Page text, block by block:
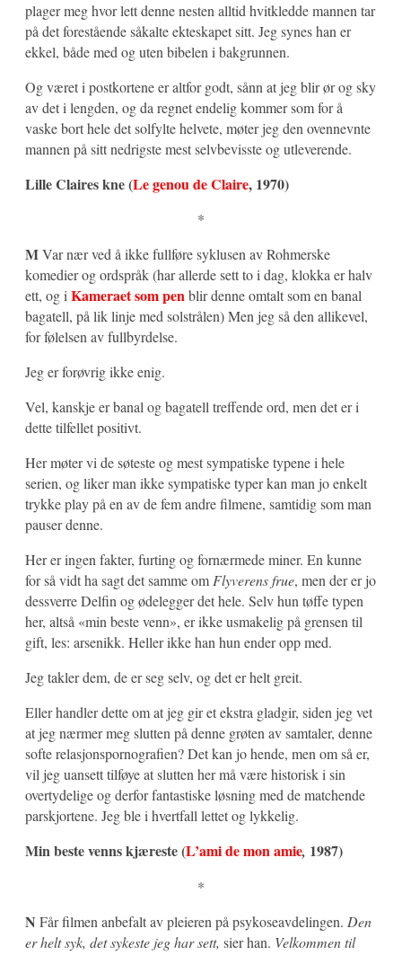
plager meg hvor lett denne nesten alltid hvitkledde mannen tar
på det forestående såkalte ekteskapet sitt. Jeg synes han er
ekkel, både med og uten bibelen i bakgrunnen.
Og været i postkortene er altfor godt, sånn at jeg blir ør og sky
av det i lengden, og da regnet endelig kommer som for å
vaske bort hele det solfylte helvete, møter jeg den ovennevnte
mannen på sitt nedrigste mest selvbevisste og utleverende.
Lille Claires kne (Le genou de Claire, 1970)
*
MVar nær ved å ikke fullføre syklusen av Rohmerske
komedier og ordspråk (har allerde sett to i dag, klokka er halv
ett, og i Kameraet som penblir denne omtalt som en banal
bagatell, på lik linje med solstrålen) Men jeg så den allikevel,
for følelsen av fullbyrdelse.
Jeg er forøvrig ikke enig.
Vel, kanskje er banal og bagatell treffende ord, men det er i
dette tilfellet positivt.
Her møter vi de søteste og mest sympatiske typene i hele
serien, og liker man ikke sympatiske typer kan man jo enkelt
trykke play på en av de fem andre filmene, samtidig som man
pauser denne.
Her er ingen fakter, furting og fornærmede miner. En kunne
for så vidt ha sagt det samme om Flyverens frue, men der er jo
dessverre Delfin og ødelegger det hele. Selv hun tøffe typen
her, altså «min beste venn», er ikke usmakelig på grensen til
gift, les: arsenikk. Heller ikke han hun ender opp med.
Jeg takler dem, de er seg selv, og det er helt greit.
Eller handler dette om at jeg gir et ekstra gladgir, siden jeg vet
at jeg nærmer meg slutten på denne grøten av samtaler, denne
softe relasjonspornografien? Det kan jo hende, men om så er,
vil jeg uansett tilføye at slutten her må være historisk i sin
overtydelige og derfor fantastiske løsning med de matchende
parskjortene. Jeg ble i hvertfall lettet og lykkelig.
Min beste venns kjæreste (L’ami de mon amie, 1987)
*
N Får filmen anbefalt av pleieren på psykoseavdelingen. Den
er helt syk, det sykeste jeg har sett, sier han. Velkommen til